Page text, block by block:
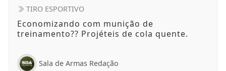
TIRO ESPORTIVO
Economizando com munição de
treinamento?? Projéteis de cola quente.
Sala de Armas Redação